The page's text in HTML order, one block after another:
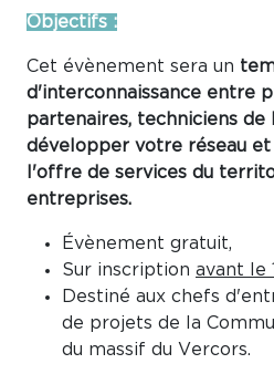
Objectifs :
Cet évènement sera un
d'interconnaissance entre
partenaires, techniciens de
développer votre réseau
l'offre de services du
entreprises.
Évènement gratuit,
Sur inscription avant le
Destiné aux chefs
de projets de la
du massif du Vercors.